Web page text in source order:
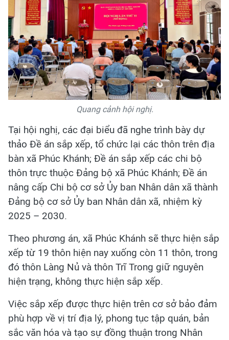
Quang cảnh hội nghị.
Tại hội nghị, các đại biểu đã nghe trình bày dự
thảo Đề án sắp xếp, tổ chức lại các thôn trên địa
bàn xã Phúc Khánh; Đề án sắp xếp các chi bộ
thôn trực thuộc Đảng bộ xã Phúc Khánh; Đề án
nâng cấp Chi bộ cơ sở Ủy ban Nhân dân xã thành
Đảng bộ cơ sở Ủy ban Nhân dân xã, nhiệm kỳ
2025 – 2030.
Theo phương án, xã Phúc Khánh sẽ thực hiện sắp
xếp từ 19 thôn hiện nay xuống còn 11 thôn, trong
đó thôn Làng Nủ và thôn Trĩ Trong giữ nguyên
hiện trạng, không thực hiện sắp xếp.
Việc sắp xếp được thực hiện trên cơ sở bảo đảm
phù hợp về vị trí địa lý, phong tục tập quán, bản
sắc văn hóa và tạo sự đồng thuận trong Nhân